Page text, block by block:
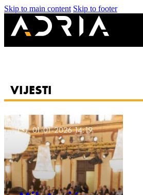
Skip to main content Skip to footer
VIJESTI
01-01-2026 14:19